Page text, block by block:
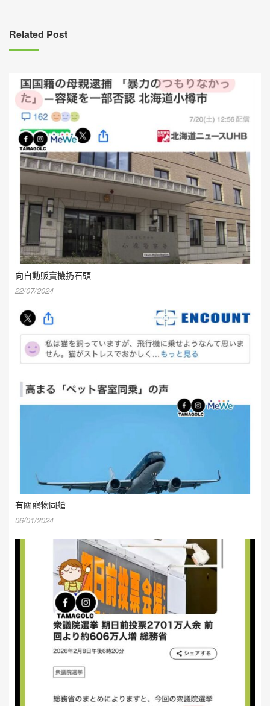
Related Post
向自動販賣機扔石頭
22/07/2024
有關寵物同艙
06/01/2024